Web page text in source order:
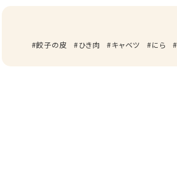
餃子の皮 ひき肉 キャベツ にら